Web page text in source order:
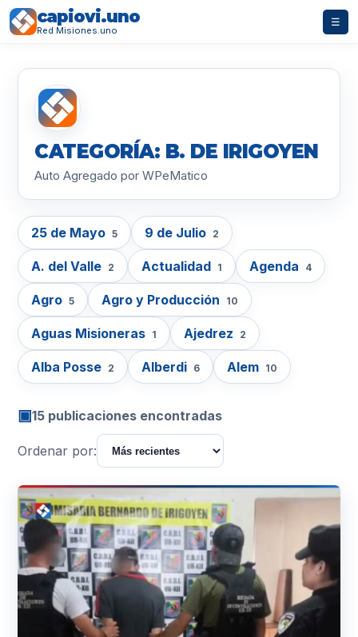
capiovi.uno
Red Misiones.uno
☰
CATEGORÍA: B. DE IRIGOYEN
Auto Agregado por WPeMatico
25 de Mayo 5 9 de Julio 2
A. del Valle 2 Actualidad 1 Agenda 4
Agro 5 Agro y Producción 10
Aguas Misioneras 1 Ajedrez 2
Alba Posse 2 Alberdi 6 Alem 10
▣15 publicaciones encontradas
Ordenar por: